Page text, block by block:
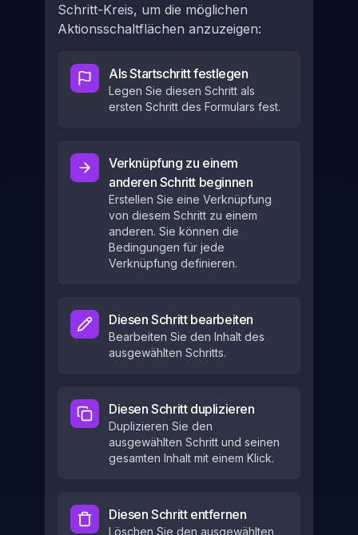
Schritt-Kreis, um die möglichen
Aktionsschaltflächen anzuzeigen:
Als Startschritt festlegen
Legen Sie diesen Schritt als
ersten Schritt des Formulars fest.
Verknüpfung zu einem
anderen Schritt beginnen
Erstellen Sie eine Verknüpfung
von diesem Schritt zu einem
anderen. Sie können die
Bedingungen für jede
Verknüpfung definieren.
Diesen Schritt bearbeiten
Bearbeiten Sie den Inhalt des
ausgewählten Schritts.
Diesen Schritt duplizieren
Duplizieren Sie den
ausgewählten Schritt und seinen
gesamten Inhalt mit einem Klick.
Diesen Schritt entfernen
Löschen Sie den ausgewählten